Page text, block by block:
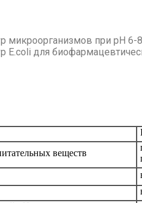
микроорганизмов при pH 6-8
E.coli для
веществ